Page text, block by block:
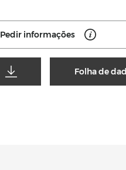
de 42 kg/m³.
do ambiente de
à classe energética 5.
com pausa do
com resistência
Pedir informações
Folha de